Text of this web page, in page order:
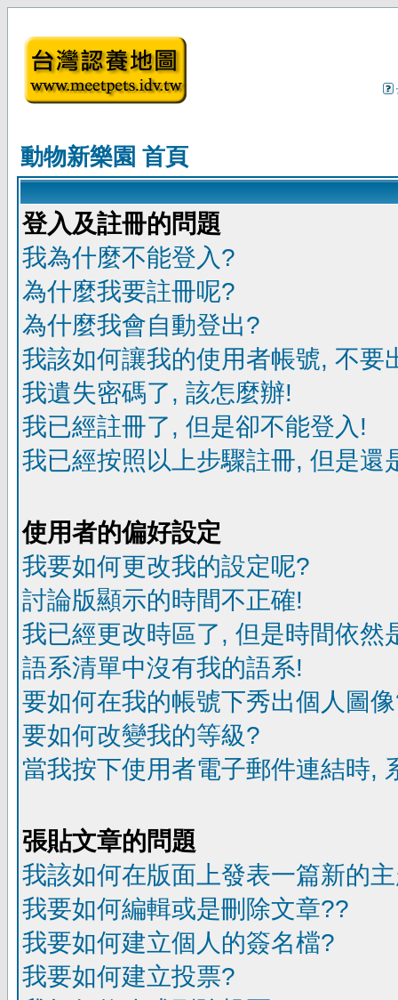
動物新樂園 首頁
登入及註冊的問題
我為什麼不能登入?
為什麼我要註冊呢?
為什麼我會自動登出?
我該如何讓我的使用者帳號, 不要
我遺失密碼了, 該怎麼辦!
我已經註冊了, 但是卻不能登入!
我已經按照以上步驟註冊, 但是還
使用者的偏好設定
我要如何更改我的設定呢?
討論版顯示的時間不正確!
我已經更改時區了, 但是時間依然
語系清單中沒有我的語系!
要如何在我的帳號下秀出個人圖
要如何改變我的等級?
當我按下使用者電子郵件連結時,
張貼文章的問題
我該如何在版面上發表一篇新的
我要如何編輯或是刪除文章??
我要如何建立個人的簽名檔?
我要如何建立投票?